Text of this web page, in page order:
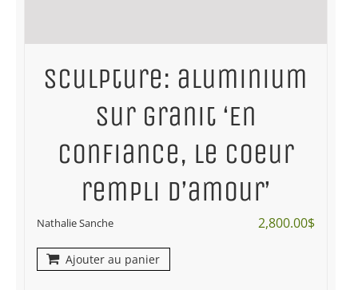
Sculpture: aluminium
sur granit ‘En
confiance, le coeur
rempli d’amour’
Nathalie Sanche 2,800.00$
Ajouter au panier